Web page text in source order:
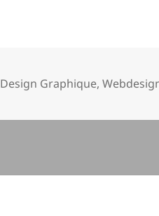
Catégories
Design Graphique,